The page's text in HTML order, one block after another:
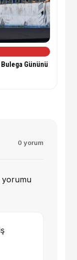
Gününü
0 yorum
yorumu